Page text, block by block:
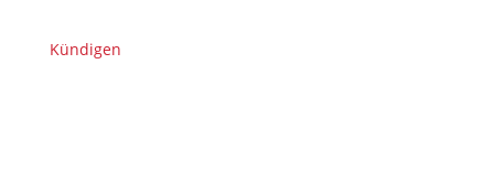
Kündigen